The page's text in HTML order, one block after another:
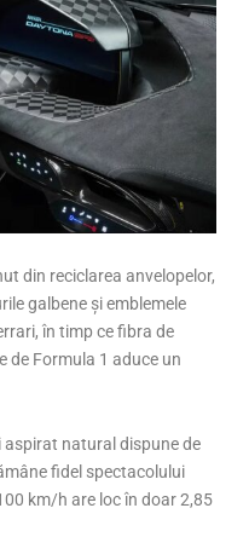
din reciclarea anvelopelor,
galbene și emblemele
în timp ce fibra de
de Formula 1 aduce un
natural dispune de
fidel spectacolului
km/h are loc în doar 2,85